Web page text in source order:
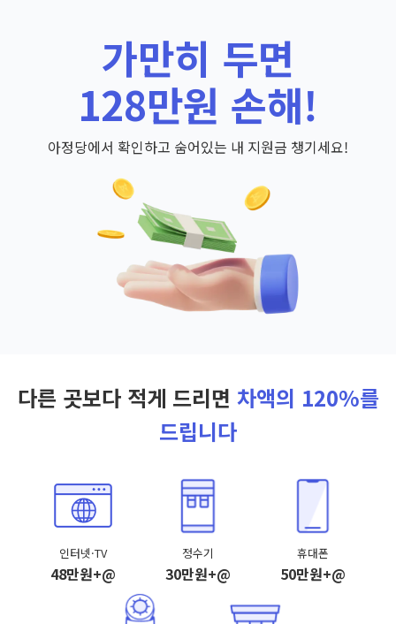
가만히 두면
128만원 손해!
아정당에서 확인하고 숨어있는 내 지원금 챙기세요!
다른 곳보다 적게 드리면 차액의 120%를
드립니다
인터넷·TV
48만원+@
정수기
30만원+@
휴대폰
50만원+@